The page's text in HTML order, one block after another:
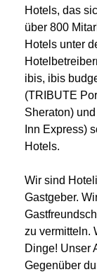
Hotels, das
über 800
Hotels unter
ibis, ibis
(TRIBUTE
Sheraton)
Inn Express)
Hotels.
Wir sind
Gastgeber.
zu vermitteln.
Dinge! Unser
Gegenüber